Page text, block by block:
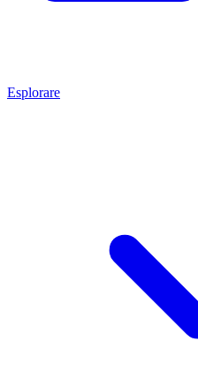
Esplorare